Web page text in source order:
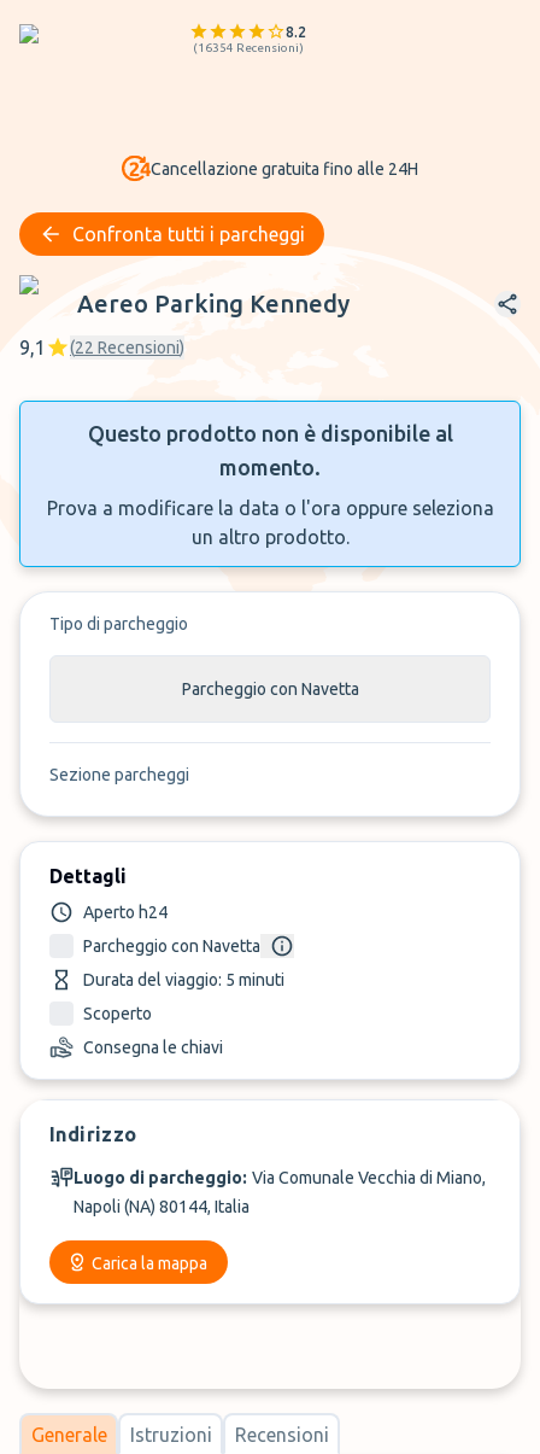
8.2
(16354 Recensioni)
Cancellazione gratuita fino alle 24H
Confronta tutti i parcheggi
Aereo Parking Kennedy
Aereo Parking Kennedy
9,1 (22 Recensioni)
Questo prodotto non è disponibile al
momento.
Prova a modificare la data o l'ora oppure seleziona
un altro prodotto.
Tipo di parcheggio
Parcheggio con Navetta
Sezione parcheggi
Dettagli
Aperto h24
Parcheggio con Navetta
Durata del viaggio: 5 minuti
Scoperto
Consegna le chiavi
Indirizzo
Luogo di parcheggio: Via Comunale Vecchia di Miano,
Napoli (NA) 80144, Italia
Carica la mappa
Generale Istruzioni Recensioni